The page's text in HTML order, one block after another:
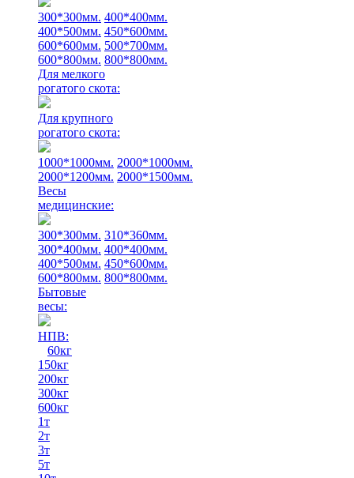
300*300мм. 400*400мм.
400*500мм. 450*600мм.
600*600мм. 500*700мм.
600*800мм. 800*800мм.
Для мелкого
рогатого скота:
Для крупного
рогатого скота:
1000*1000мм. 2000*1000мм.
2000*1200мм. 2000*1500мм.
Весы
медицинские:
300*300мм. 310*360мм.
300*400мм. 400*400мм.
400*500мм. 450*600мм.
600*800мм. 800*800мм.
Бытовые
весы:
НПВ:
60кг
150кг
200кг
300кг
600кг
1т
2т
3т
5т